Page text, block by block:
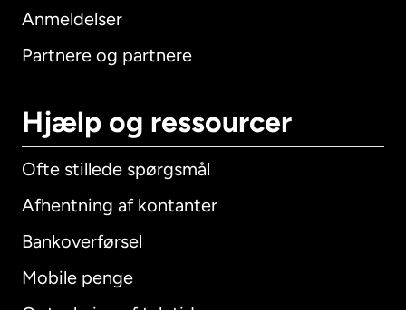
Anmeldelser
Partnere og partnere
Hjælp og ressourcer
Ofte stillede spørgsmål
Afhentning af kontanter
Bankoverførsel
Mobile penge